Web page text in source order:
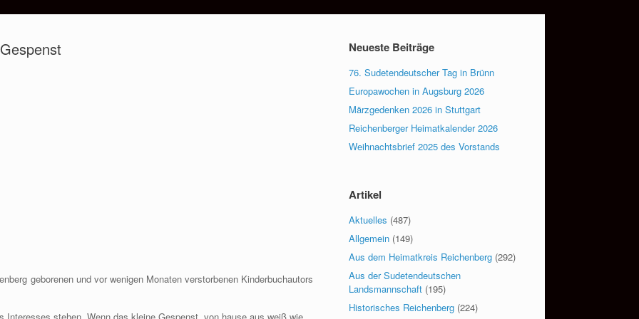
geborenen und vor wenigen Monaten verstorbenen Kinderbuchautors
Neueste Beiträge
76. Sudetendeutscher Tag in Brünn
Europawochen in Augsburg 2026
Märzgedenken 2026 in Stuttgart
Reichenberger Heimatkalender 2026
Weihnachtsbrief 2025 des Vorstands
Artikel
Aktuelles (487)
Allgemein (149)
Aus dem Heimatkreis Reichenberg (292)
Aus der Sudetendeutschen
Landsmannschaft (195)
Historisches Reichenberg (224)